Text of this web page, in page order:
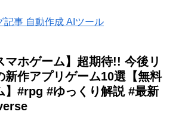
事 自動作成 AIツール
マホゲーム】超期待!! 今後リ
新作アプリゲーム10選【無料
】#rpg #ゆっくり解説 #最新